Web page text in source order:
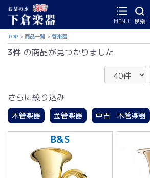
MENU 検索
TOP 商品一覧 管楽器
3件 の商品が見つかりました
さらに絞り込み
木管楽器 金管楽器 中古 木管楽器
B&S